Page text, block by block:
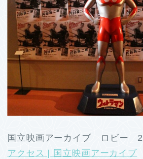
国立映画アーカイブ ロビー
アクセス | 国立映画アーカイブ